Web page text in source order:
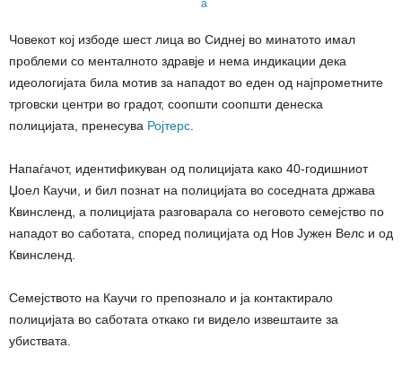
Човекот кoj избоде шест лица во Сиднеј во минатото имал
проблеми со менталното здравје и нема индикации дека
идеологијата била мотив за нападот во еден од најпрометните
трговски центри во градот, соопшти соопшти денеска
полицијата, пренесува Ројтерс
Напаѓачот, идентификуван од полицијата како 40-годишниот
Џоел Каучи, и бил познат на полицијата во соседната држава
Квинсленд, а полицијата разговарала со неговото семејство по
нападот во саботата, според полицијата од Нов Јужен Велс и од
Квинсленд.
Семејството на Каучи го препознало и ја контактирало
полицијата во саботата откако ги видело извештаите за
убиствата.